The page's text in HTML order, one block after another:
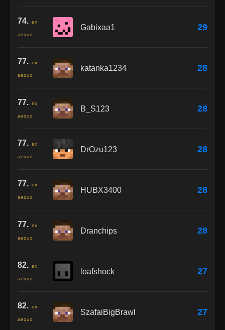
74. ex
aequo
Gabixaa1 29
77. ex
aequo
katanka1234 28
77. ex
aequo
B_S123 28
77. ex
aequo
DrOzu123 28
77. ex
aequo
HUBX3400 28
77. ex
aequo
Dranchips 28
82. ex
aequo
loafshock 27
82. ex
aequo
SzafaiBigBrawl 27